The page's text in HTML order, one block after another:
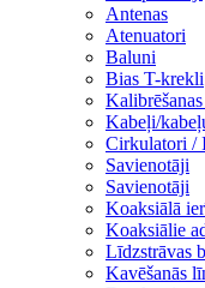
Antenas
Atenuatori
Baluni
Bias T-krekli
Kabeļi/
Cirkulatori /
Savienotāji
Savienotāji
Koaksiālā
Koaksiālie
Līdzstrāvas
Kavēšanās